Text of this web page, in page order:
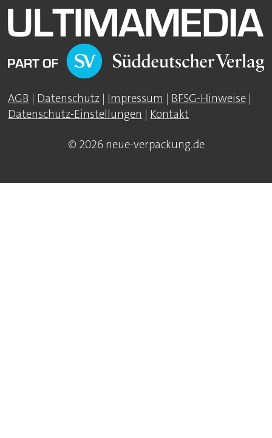
AGB | Datenschutz | Impressum | BFSG-Hinweise |
Datenschutz-Einstellungen | Kontakt
© 2026 neue-verpackung.de